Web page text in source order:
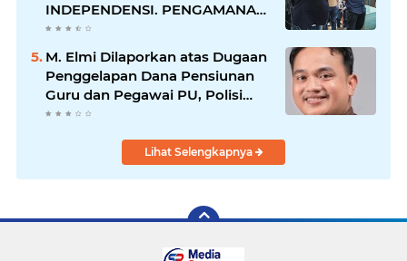
INDEPENDENSI. PENGAMANAN
PENEMBOKAN TANAH DI
LAGUBOTI DAPAT SOROTAN.
M. Elmi Dilaporkan atas Dugaan
Penggelapan Dana Pensiunan
Guru dan Pegawai PU, Polisi
Pastikan Proses Hukum
Lihat Selengkapnya